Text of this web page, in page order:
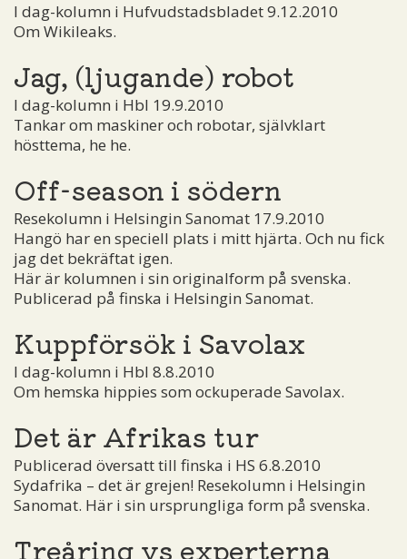
I dag-kolumn i Hufvudstadsbladet 9.12.2010
Om Wikileaks.
Jag, (ljugande) robot
I dag-kolumn i Hbl 19.9.2010
Tankar om maskiner och robotar, självklart
hösttema, he he.
Off-season i södern
Resekolumn i Helsingin Sanomat 17.9.2010
Hangö har en speciell plats i mitt hjärta. Och nu fick
jag det bekräftat igen.
Här är kolumnen i sin originalform på svenska.
Publicerad på finska i Helsingin Sanomat.
Kuppförsök i Savolax
I dag-kolumn i Hbl 8.8.2010
Om hemska hippies som ockuperade Savolax.
Det är Afrikas tur
Publicerad översatt till finska i HS 6.8.2010
Sydafrika – det är grejen! Resekolumn i Helsingin
Sanomat. Här i sin ursprungliga form på svenska.
Treåring vs experterna